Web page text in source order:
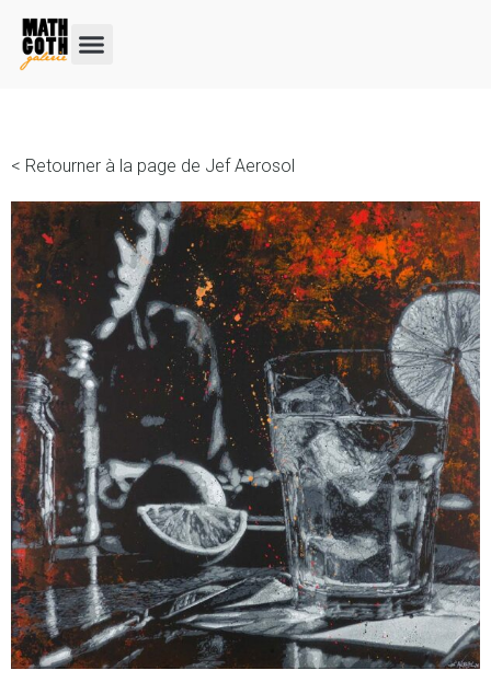
< Retourner à la page de Jef Aerosol